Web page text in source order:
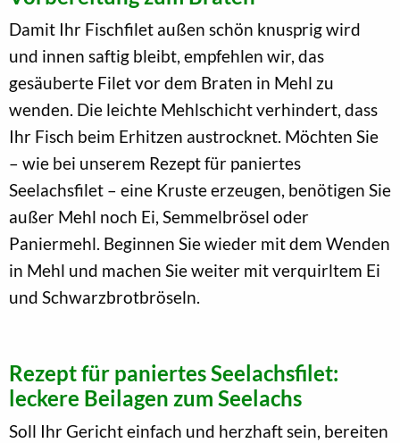
Damit Ihr Fischfilet außen schön knusprig wird
und innen saftig bleibt, empfehlen wir, das
gesäuberte Filet vor dem Braten in Mehl zu
wenden. Die leichte Mehlschicht verhindert, dass
Ihr Fisch beim Erhitzen austrocknet. Möchten Sie
– wie bei unserem Rezept für paniertes
Seelachsfilet – eine Kruste erzeugen, benötigen Sie
außer Mehl noch Ei, Semmelbrösel oder
Paniermehl. Beginnen Sie wieder mit dem Wenden
in Mehl und machen Sie weiter mit verquirltem Ei
und Schwarzbrotbröseln.
Rezept für paniertes Seelachsfilet:
leckere Beilagen zum Seelachs
Soll Ihr Gericht einfach und herzhaft sein, bereiten